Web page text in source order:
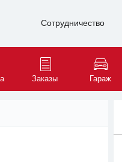
Сотрудничество
Заказы Гараж